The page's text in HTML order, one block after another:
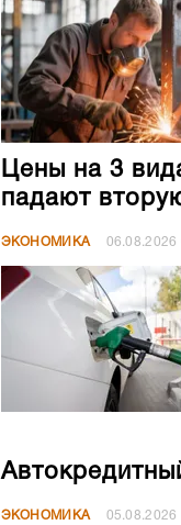
Цены на 3
падают
ЭКОНОМИКА 06.08.2026
ЭКОНОМИКА 05.08.2026